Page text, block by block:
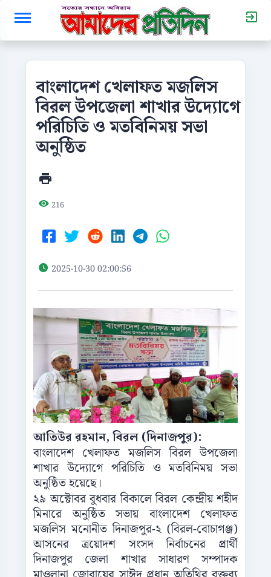
বাংলাদেশ খেলাফত মজলিস
বিরল উপজেলা শাখার উদ্যোগে
পরিচিতি ও মতবিনিময় সভা
অনুষ্ঠিত
216
2025-10-30 02:00:56
আতিউর রহমান, বিরল (দিনাজপুর):
বাংলাদেশ খেলাফত মজলিস বিরল উপজেলা
শাখার উদ্যোগে পরিচিতি ও মতবিনিময় সভা
অনুষ্ঠিত হয়েছে।
২৯ অক্টোবর বুধবার বিকালে বিরল কেন্দ্রীয় শহীদ
মিনারে অনুষ্ঠিত সভায় বাংলাদেশ খেলাফত
মজলিস মনোনীত দিনাজপুর-২ (বিরল-বোচাগঞ্জ)
আসনের ত্রয়োদশ সংসদ নির্বাচনের প্রার্থী
দিনাজপুর জেলা শাখার সাধারণ সম্পাদক